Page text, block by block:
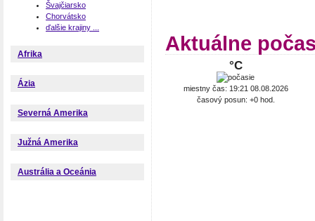
Švajčiarsko
Chorvátsko
ďalšie krajiny ...
Afrika
Ázia
Severná Amerika
Južná Amerika
Austrália a Oceánia
Aktuálne
°C
miestny čas: 19:21 08.08.2026
časový posun: +0 hod.